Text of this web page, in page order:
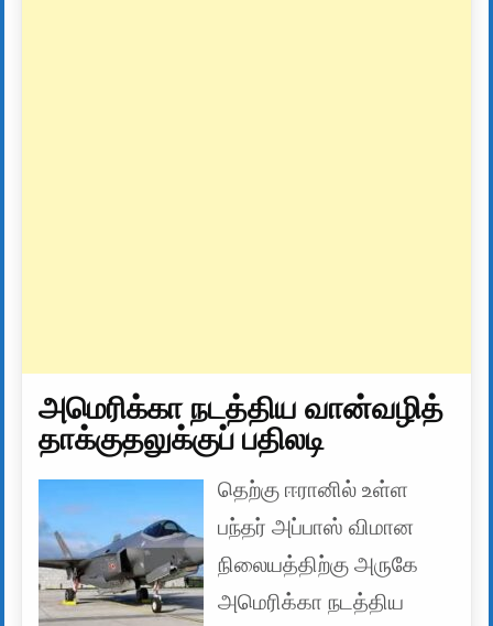
அமெரிக்கா நடத்திய வான்வழித்
தாக்குதலுக்குப் பதிலடி
தெற்கு ஈரானில் உள்ள
பந்தர் அப்பாஸ் விமான
நிலையத்திற்கு அருகே
அமெரிக்கா நடத்திய